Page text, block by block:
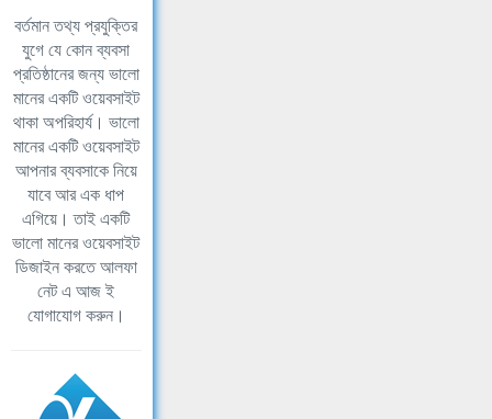
বর্তমান তথ্য প্রযুক্তির
যুগে যে কোন ব্যবসা
প্রতিষ্ঠানের জন্য ভালো
মানের একটি ওয়েবসাইট
থাকা অপরিহার্য। ভালো
মানের একটি ওয়েবসাইট
আপনার ব্যবসাকে নিয়ে
যাবে আর এক ধাপ
এগিয়ে। তাই একটি
ভালো মানের ওয়েবসাইট
ডিজাইন করতে আলফা
নেট এ আজ ই
যোগাযোগ করুন।